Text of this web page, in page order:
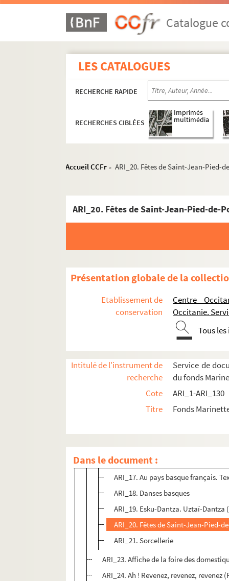
Catalogue
LES CATALOGUES
RECHERCHE RAPIDE
RECHERCHES CIBLÉES
Imprimés
multimédia
Accueil CCFr > ARI_20. Fêtes de Saint-Jean-Pied-
ARI_20. Fêtes de Saint-Jean-Pied-de-
Présentation globale de la
Etablissement de
conservation
Centre
Occitanie.
Tous
Intitulé de l'instrument de
recherche
Service de
du fonds
Cote
ARI_1-ARI_130
Titre
Fonds
Dans le document :
Transcriptions et recherches sur la musique et
Musiques et danses en France
Pays basque
ARI_17. Au pays basque français.
ARI_18. Danses basques
ARI_19. Esku-Dantza. Uztaï-Dantza
ARI_20. Fêtes de Saint-Jean-Pied-
ARI_21. Sorcellerie
ARI_23. Affiche de la foire des
ARI_24. Ah ! Revenez, revenez, revenez